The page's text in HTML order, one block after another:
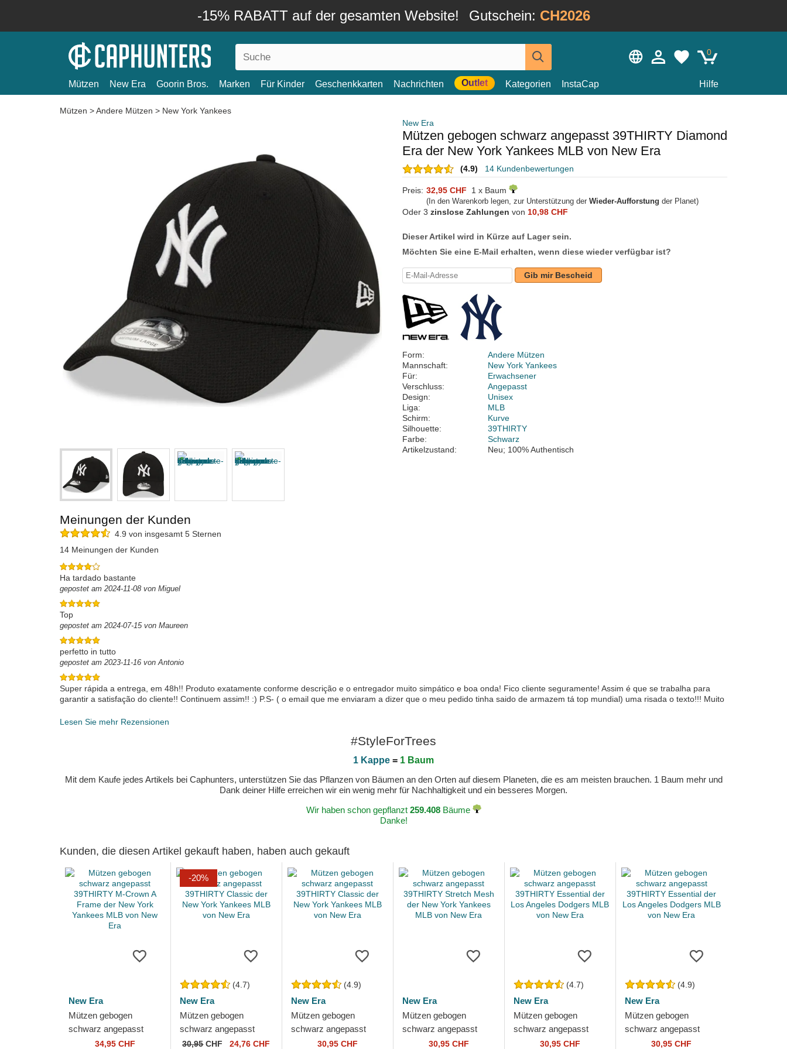
-15% RABATT auf der gesamten Website! Gutschein: CH2026
0
Mützen New Era Goorin Bros. Marken Für Kinder Geschenkkarten Nachrichten Outlet Kategorien InstaCap Hilfe
Mützen >Andere Mützen > New York Yankees
New Era
Mützen gebogen schwarz angepasst 39THIRTY Diamond
Era der New York Yankees MLB von New Era
(4.9) 14 Kundenbewertungen
Preis: 32,95 CHF 1 x Baum
(In den Warenkorb legen, zur Unterstützung der Wieder-Aufforstung der Planet)
Oder 3 zinslose Zahlungen von 10,98 CHF
Dieser Artikel wird in Kürze auf Lager sein.
Möchten Sie eine E-Mail erhalten, wenn diese wieder verfügbar ist?
Gib mir Bescheid
Form:
Andere Mützen
Mannschaft:
New York Yankees
Für:
Erwachsener
Verschluss:
Angepasst
Design:
Unisex
Liga:
MLB
Schirm:
Kurve
Silhouette:
39THIRTY
Farbe:
Schwarz
Artikelzustand:
Neu; 100% Authentisch
Meinungen der Kunden
4.9 von insgesamt 5 Sternen
14 Meinungen der Kunden
Ha tardado bastante
gepostet am 2024-11-08 von Miguel
Top
gepostet am 2024-07-15 von Maureen
perfetto in tutto
gepostet am 2023-11-16 von Antonio
Super rápida a entrega, em 48h!! Produto exatamente conforme descrição e o entregador muito simpático e boa onda! Fico cliente seguramente! Assim é que se trabalha para
garantir a satisfação do cliente!! Continuem assim!! :) P.S- ( o email que me enviaram a dizer que o meu pedido tinha saido de armazem tá top mundial) uma risada o texto!!! Muito
gepostet am 2023-08-23 von Paulo
Lesen Sie mehr Rezensionen
#StyleForTrees
1 Kappe = 1 Baum
Mit dem Kaufe jedes Artikels bei Caphunters, unterstützen Sie das Pflanzen von Bäumen an den Orten auf diesem Planeten, die es am meisten brauchen. 1 Baum mehr und
Dank deiner Hilfe erreichen wir ein wenig mehr für Nachhaltigkeit und ein besseres Morgen.
Wir haben schon gepflanzt 259.408Bäume
Danke!
Kunden, die diesen Artikel gekauft haben, haben auch gekauft
New Era
Mützen gebogen
schwarz angepasst
39THIRTY M-Crown A
34,95 CHF
-20%
(4.7)
New Era
Mützen gebogen
schwarz angepasst
39THIRTY Classic der
30,95CHF 24,76 CHF
(4.9)
New Era
Mützen gebogen
schwarz angepasst
39THIRTY Classic der
30,95 CHF
New Era
Mützen gebogen
schwarz angepasst
39THIRTY Stretch
30,95 CHF
(4.7)
New Era
Mützen gebogen
schwarz angepasst
39THIRTY Essential der
30,95 CHF
(4.9)
New Era
Mützen gebogen
schwarz angepasst
39THIRTY Essential der
30,95 CHF